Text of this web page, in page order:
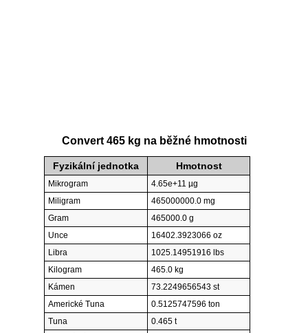
Convert 465 kg na běžné hmotnosti
Fyzikální jednotka Hmotnost
Mikrogram
4.65e+11 µg
Miligram
465000000.0 mg
Gram
465000.0 g
Unce
16402.3923066 oz
Libra
1025.14951916 lbs
Kilogram
465.0 kg
Kámen
73.2249656543 st
Americké Tuna
0.5125747596 ton
Tuna
0.465 t